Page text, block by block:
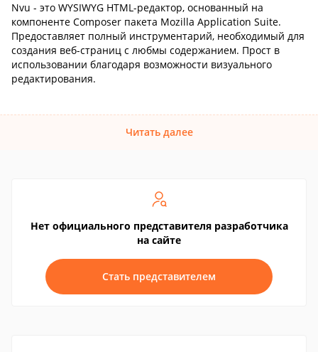
Nvu - это WYSIWYG HTML-редактор, основанный на
компоненте Composer пакета Mozilla Application Suite.
Предоставляет полный инструментарий, необходимый для
создания веб-страниц с любмы содержанием. Прост в
использовании благодаря возможности визуального
редактирования.
Читать далее
Нет официального представителя разработчика
на сайте
Стать представителем